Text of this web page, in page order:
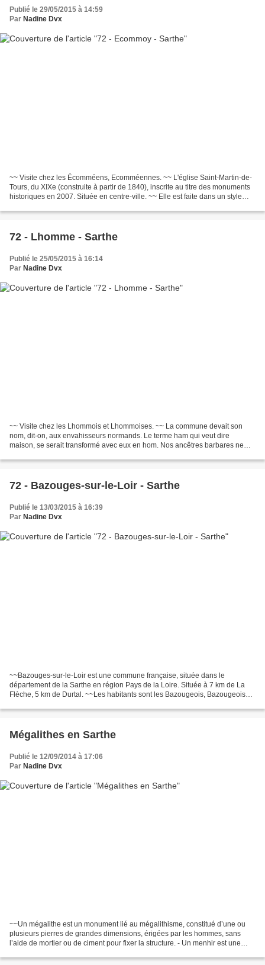
Publié le 29/05/2015 à 14:59
Par Nadine Dvx
~~ Visite chez les Écomméens, Ecomméennes. ~~ L'église Saint-Martin-de-
Tours, du XIXe (construite à partir de 1840), inscrite au titre des monuments
historiques en 2007. Située en centre-ville. ~~ Elle est faite dans un style
72 - Lhomme - Sarthe
Publié le 25/05/2015 à 16:14
Par Nadine Dvx
~~ Visite chez les Lhommois et Lhommoises. ~~ La commune devait son
nom, dit-on, aux envahisseurs normands. Le terme ham qui veut dire
maison, se serait transformé avec eux en hom. Nos ancêtres barbares ne
72 - Bazouges-sur-le-Loir - Sarthe
Publié le 13/03/2015 à 16:39
Par Nadine Dvx
~~Bazouges-sur-le-Loir est une commune française, située dans le
département de la Sarthe en région Pays de la Loire. Située à 7 km de La
Flèche, 5 km de Durtal. ~~Les habitants sont les Bazougeois, Bazougeoises
Mégalithes en Sarthe
Publié le 12/09/2014 à 17:06
Par Nadine Dvx
~~Un mégalithe est un monument lié au mégalithisme, constitué d’une ou
plusieurs pierres de grandes dimensions, érigées par les hommes, sans
l’aide de mortier ou de ciment pour fixer la structure. - Un menhir est une